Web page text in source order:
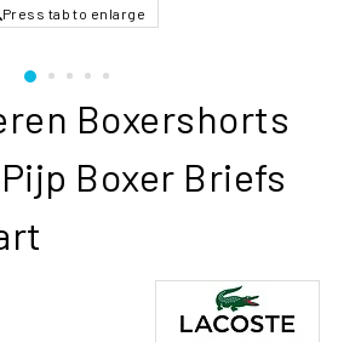
Press tab to enlarge
Boxershorts
Boxer Briefs